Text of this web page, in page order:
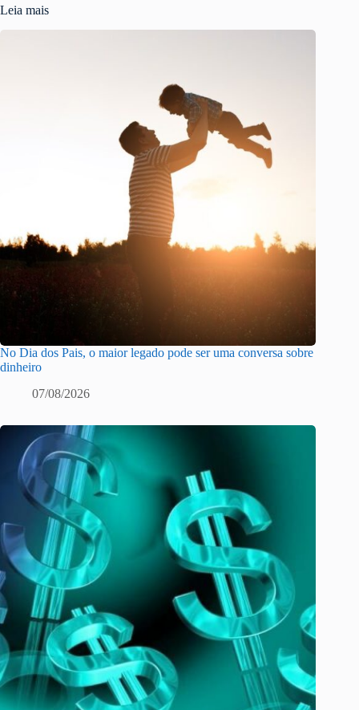
Leia mais
No Dia dos Pais, o maior legado pode ser uma conversa sobre
dinheiro
07/08/2026